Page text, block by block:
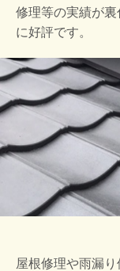
修理等の実績が
に好評です。
屋根修理や雨漏